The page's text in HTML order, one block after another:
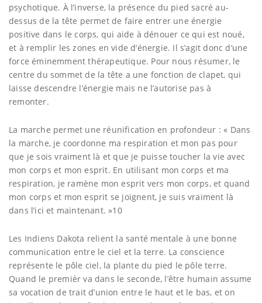
psychotique. À l’inverse, la présence du pied sacré au-
dessus de la tête permet de faire entrer une énergie
positive dans le corps, qui aide à dénouer ce qui est noué,
et à remplir les zones en vide d’énergie. Il s’agit donc d’une
force éminemment thérapeutique. Pour nous résumer, le
centre du sommet de la tête a une fonction de clapet, qui
laisse descendre l’énergie mais ne l’autorise pas à
remonter.
La marche permet une réunification en profondeur : « Dans
la marche, je coordonne ma respiration et mon pas pour
que je sois vraiment là et que je puisse toucher la vie avec
mon corps et mon esprit. En utilisant mon corps et ma
respiration, je ramène mon esprit vers mon corps, et quand
mon corps et mon esprit se joignent, je suis vraiment là
dans l’ici et maintenant. »10
Les Indiens Dakota relient la santé mentale à une bonne
communication entre le ciel et la terre. La conscience
représente le pôle ciel, la plante du pied le pôle terre.
Quand le premièr va dans le seconde, l’être humain assume
sa vocation de trait d’union entre le haut et le bas, et on